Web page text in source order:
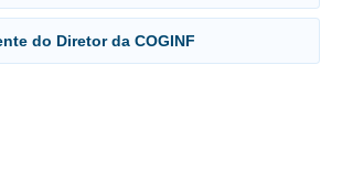
Remoto
do Diretor da COGINF